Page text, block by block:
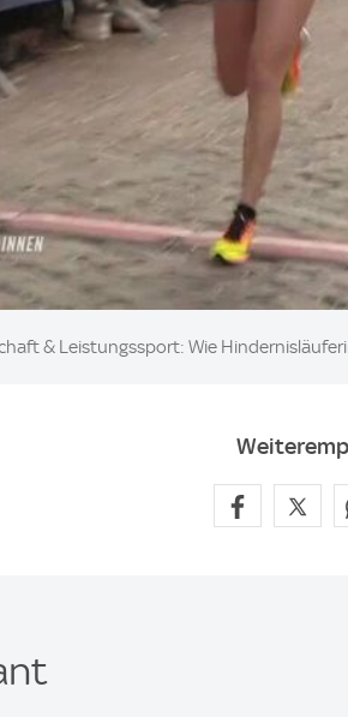
& Leistungssport: Wie